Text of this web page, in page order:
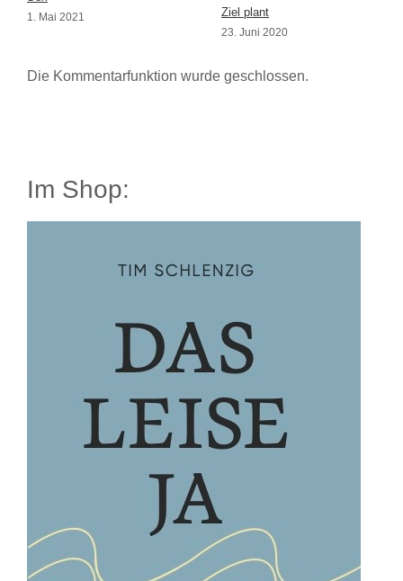
1. Mai 2021
Ziel plant
23. Juni 2020
Die Kommentarfunktion wurde geschlossen.
Im Shop: